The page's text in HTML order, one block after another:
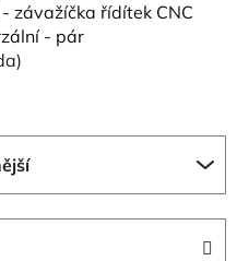
závažíčka řídítek CNC
- pár